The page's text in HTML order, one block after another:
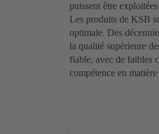
puissent être
Les produits de KSB
optimale. Des
la qualité supérieure
fiable, avec de faibles
compétence en